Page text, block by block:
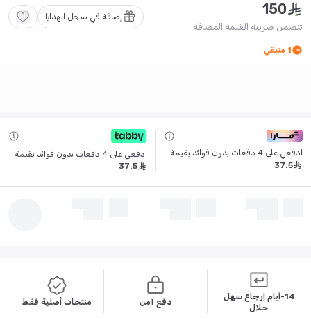
ê
150
تتضمن ضريبة القيمة المضافة
إضافة في سجل الهدايا
1 متبقي
ادفعي على 4 دفعات بدون فوائد بقيمة
ê
37.5
ادفعي على 4 دفعات بدون فوائد بقيمة
ê
37.5
14-أيام إرجاع سهل
خلال
دفع آمن منتجات أصلية فقط